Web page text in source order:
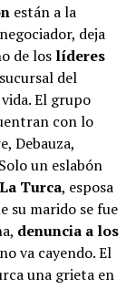
están a la
deja
de los líderes
del
El grupo
con lo
Debauza,
un eslabón
La Turca, esposa
su marido se fue
denuncia a los
va cayendo. El
una grieta en